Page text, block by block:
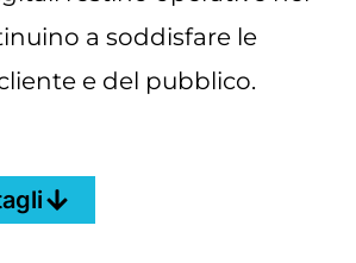
a soddisfare le
e del pubblico.